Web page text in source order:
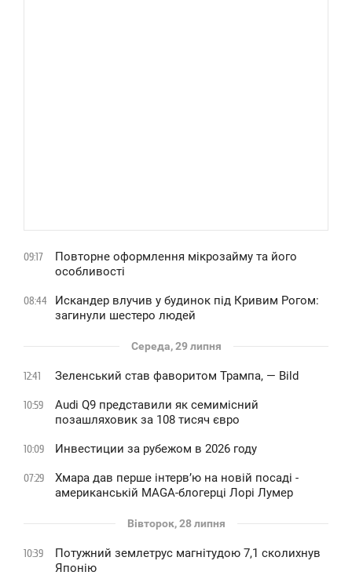
09:17
Повторне оформлення мікрозайму та його
особливості
08:44
Искандер влучив у будинок під Кривим Рогом:
загинули шестеро людей
Середа, 29 липня
12:41 Зеленський став фаворитом Трампа, — Bild
10:59
Audi Q9 представили як семимісний
позашляховик за 108 тисяч євро
10:09 Инвестиции за рубежом в 2026 году
07:29
Хмара дав перше інтервʼю на новій посаді -
американській MAGA-блогерці Лорі Лумер
Вівторок, 28 липня
10:39
Потужний землетрус магнітудою 7,1 сколихнув
Японію